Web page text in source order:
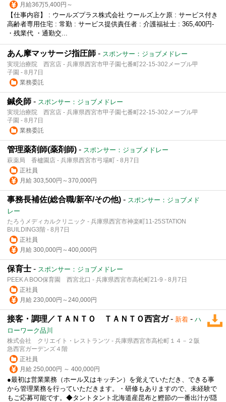
月給36万5,400円～
【仕事内容】 : ウールズプラス株式会社 ウールズ上ケ原 : サービス付き
高齢者専用住宅 : 常勤 : サービス提供責任者 : 介護福祉士 : 365,400円-
・残業代 ・通勤交...
あん摩マッサージ指圧師 - スポンサー：ジョブメドレー
実現治療院 西宮店 - 兵庫県西宮市甲子園七番町22-15-302メープル甲
子園 - 8月7日
業務委託
鍼灸師 - スポンサー：ジョブメドレー
実現治療院 西宮店 - 兵庫県西宮市甲子園七番町22-15-302メープル甲
子園 - 8月7日
業務委託
管理薬剤師(薬剤師) - スポンサー：ジョブメドレー
萩薬局 香櫨園店 - 兵庫県西宮市弓場町 - 8月7日
正社員
月給 303,500円～370,000円
事務長補佐(総合職/新卒/その他) - スポンサー：ジョブメド
レー
たろうメディカルクリニック - 兵庫県西宮市神楽町11-25STATION
BUILDING3階 - 8月7日
正社員
月給 300,000円～400,000円
保育士 - スポンサー：ジョブメドレー
PEEK A BOO保育園 西宮北口 - 兵庫県西宮市高松町21-9 - 8月7日
正社員
月給 230,000円～240,000円
接客・調理／ＴＡＮＴＯ ＴＡＮＴＯ西宮ガ- 新着 - ハ
ローワーク品川
株式会社 クリエイト・レストランツ - 兵庫県西宮市高松町１４－２阪
急西宮ガーデンズ４階
正社員
月給 250,000円 ～ 400,000円
●最初は営業業務（ホール又はキッチン）を覚えていただき、できる事
から管理業務を行っていただきます。・研修もありますので、未経験で
もご応募可能です。◆タントタント北海道産昆布と鰹節の一番出汁が隠